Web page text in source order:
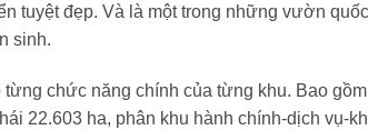
tuyệt đẹp. Và là một trong những vườn
sinh.
chức năng chính của từng khu. Bao
22.603 ha, phân khu hành chính-dịch vụ-